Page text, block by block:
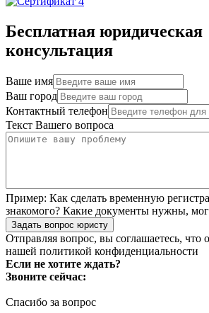
Бесплатная юридическая
консультация
Ваше имя
Ваш город
Контактный телефон
Текст Вашего вопроса
Пример: Как сделать временную
знакомого? Какие документы нужны,
Задать вопрос юристу
Отправляя вопрос, вы соглашаетесь, что
нашей политикой конфиденциальности
Если не хотите ждать?
Звоните сейчас:
Спасибо за вопрос